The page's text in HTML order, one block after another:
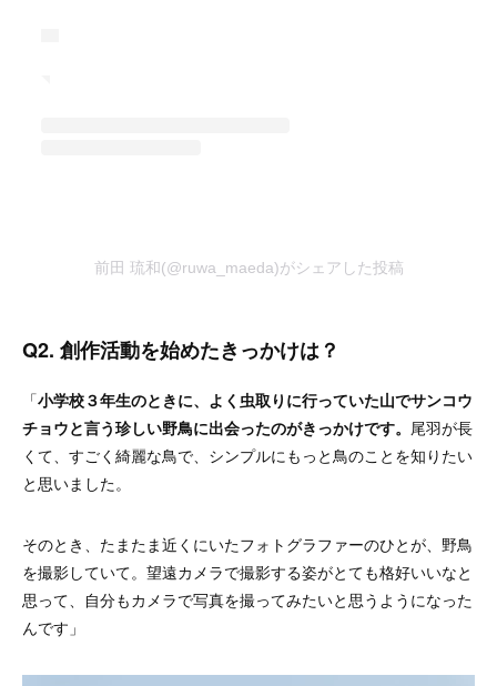
前田 琉和(@ruwa_maeda)がシェアした投稿
Q2. 創作活動を始めたきっかけは？
「小学校３年生のときに、よく虫取りに行っていた山でサンコウ
チョウと言う珍しい野鳥に出会ったのがきっかけです。 尾羽が長
くて、すごく綺麗な鳥で、シンプルにもっと鳥のことを知りたい
と思いました。
そのとき、たまたま近くにいたフォトグラファーのひとが、野鳥
を撮影していて。望遠カメラで撮影する姿がとても格好いいなと
思って、自分もカメラで写真を撮ってみたいと思うようになった
んです」